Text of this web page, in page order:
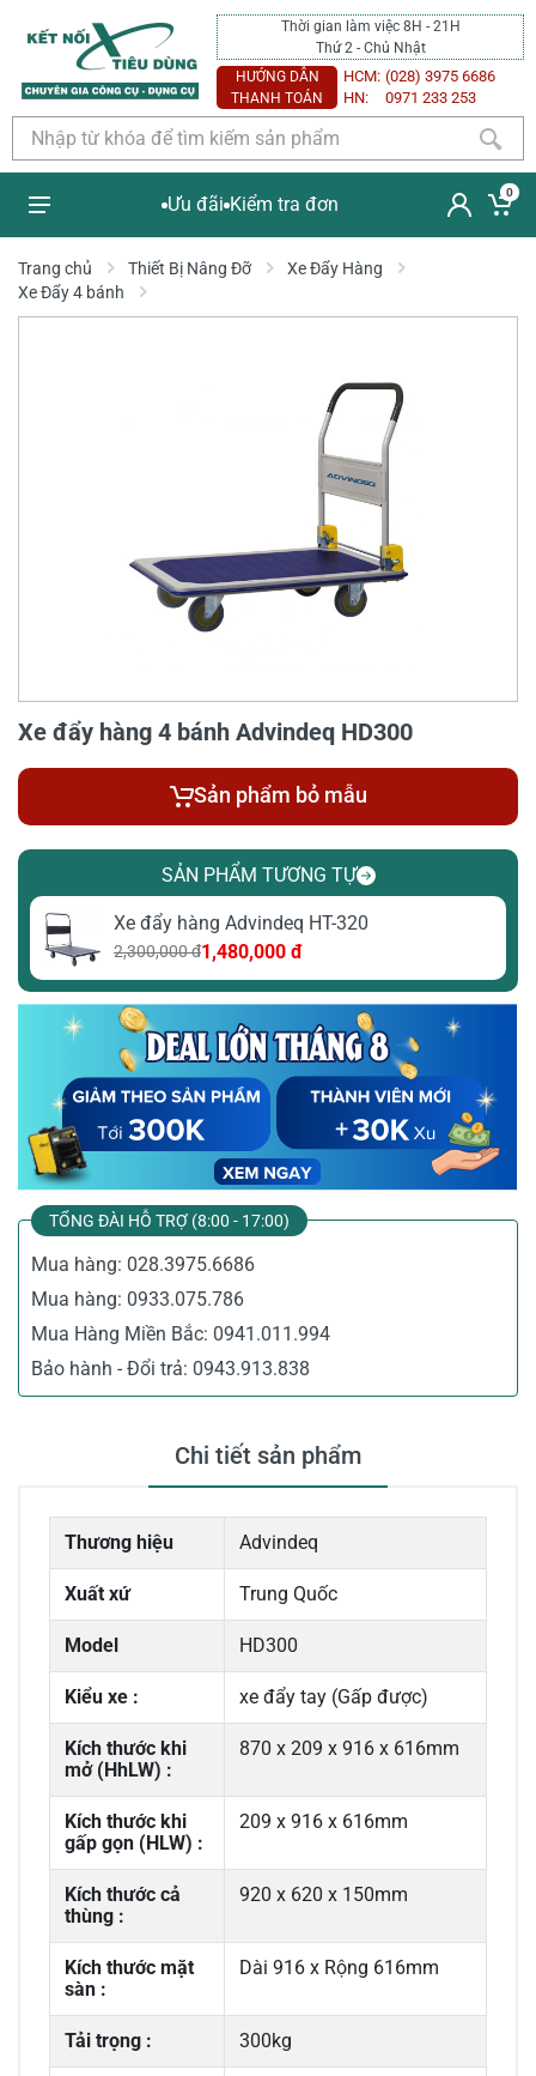
Thời gian làm việc 8H - 21H
Thứ 2 - Chủ Nhật
HƯỚNG DẪN
THANH TOÁN
HCM: (028) 3975 6686
HN:
0971 233 253
Ưu đãi Kiểm tra đơn
0
Trang chủ Thiết Bị Nâng Đỡ
Xe Đẩy Hàng
Xe Đẩy 4 bánh
Xe đẩy hàng 4 bánh Advindeq HD300
Sản phẩm bỏ mẫu
SẢN PHẨM TƯƠNG TỰ
Xe đẩy hàng Advindeq HT-320
2,300,000 đ1,480,000 đ
TỔNG ĐÀI HỖ TRỢ (8:00 - 17:00)
Mua hàng: 028.3975.6686
Mua hàng: 0933.075.786
Mua Hàng Miền Bắc: 0941.011.994
Bảo hành - Đổi trả: 0943.913.838
Chi tiết sản phẩm
Thương hiệu Advindeq
Xuất xứ Trung Quốc
Model HD300
Kiểu xe : xe đẩy tay (Gấp được)
Kích thước khi
mở (HhLW) :
870 x 209 x 916 x 616mm
Kích thước khi
gấp gọn (HLW) :
209 x 916 x 616mm
Kích thước cả
thùng :
920 x 620 x 150mm
Kích thước mặt
sàn :
Dài 916 x Rộng 616mm
Tải trọng : 300kg